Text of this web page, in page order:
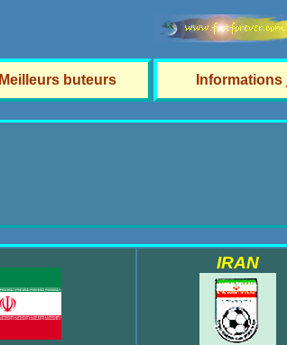
Meilleurs buteurs
IRAN